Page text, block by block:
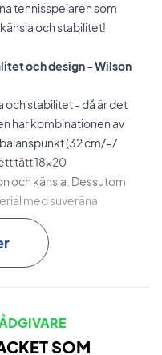
tennisspelaren som
och stabilitet!
och design - Wilson
och stabilitet - då är det
har kombinationen av
(32 cm/-7
tätt 18x20
och känsla. Dessutom
med suveräna
reaktiva
SOM